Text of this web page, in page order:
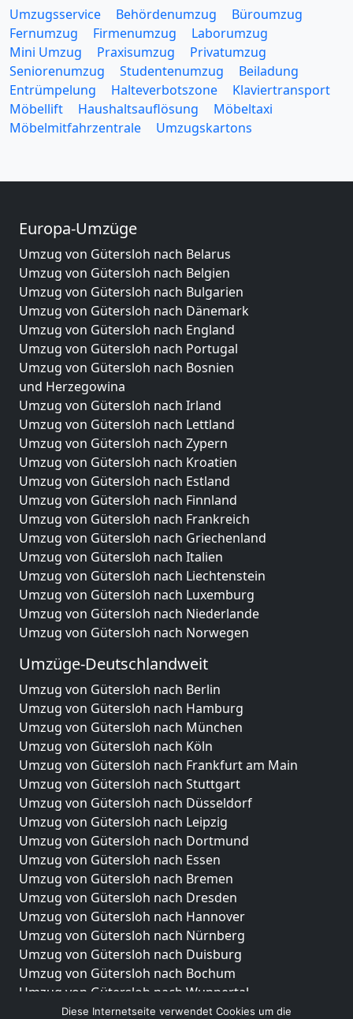
Umzugsservice Behördenumzug
Büroumzug
Fernumzug
Firmenumzug
Laborumzug
Mini Umzug
Praxisumzug
Privatumzug
Seniorenumzug
Studentenumzug
Beiladung
Entrümpelung
Halteverbotszone
Klaviertransport
Möbellift
Haushaltsauflösung
Möbeltaxi
Möbelmitfahrzentrale
Umzugskartons
Europa-Umzüge
Umzug von Gütersloh nach Belarus
Umzug von Gütersloh nach Belgien
Umzug von Gütersloh nach Bulgarien
Umzug von Gütersloh nach Dänemark
Umzug von Gütersloh nach England
Umzug von Gütersloh nach Portugal
Umzug von Gütersloh nach Bosnien
und Herzegowina
Umzug von Gütersloh nach Irland
Umzug von Gütersloh nach Lettland
Umzug von Gütersloh nach Zypern
Umzug von Gütersloh nach Kroatien
Umzug von Gütersloh nach Estland
Umzug von Gütersloh nach Finnland
Umzug von Gütersloh nach Frankreich
Umzug von Gütersloh nach Griechenland
Umzug von Gütersloh nach Italien
Umzug von Gütersloh nach Liechtenstein
Umzug von Gütersloh nach Luxemburg
Umzug von Gütersloh nach Niederlande
Umzug von Gütersloh nach Norwegen
Umzüge-Deutschlandweit
Umzug von Gütersloh nach Berlin
Umzug von Gütersloh nach Hamburg
Umzug von Gütersloh nach München
Umzug von Gütersloh nach Köln
Umzug von Gütersloh nach Frankfurt am Main
Umzug von Gütersloh nach Stuttgart
Umzug von Gütersloh nach Düsseldorf
Umzug von Gütersloh nach Leipzig
Umzug von Gütersloh nach Dortmund
Umzug von Gütersloh nach Essen
Umzug von Gütersloh nach Bremen
Umzug von Gütersloh nach Dresden
Umzug von Gütersloh nach Hannover
Umzug von Gütersloh nach Nürnberg
Umzug von Gütersloh nach Duisburg
Umzug von Gütersloh nach Bochum
Umzug von Gütersloh nach Wuppertal
Umzug von Gütersloh nach Bielefeld
Diese Internetseite verwendet Cookies um die